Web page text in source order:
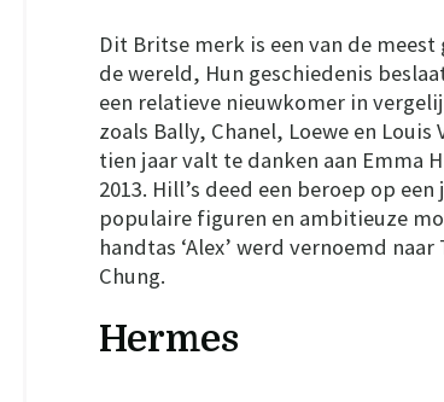
Dit Britse merk is een van de
de wereld, Hun geschiedenis
een relatieve nieuwkomer in
zoals Bally, Chanel, Loewe en
tien jaar valt te danken aan
2013. Hill’s deed een beroep op
populaire figuren en ambitieuze
handtas ‘Alex’ werd vernoemd
Chung.
Hermes